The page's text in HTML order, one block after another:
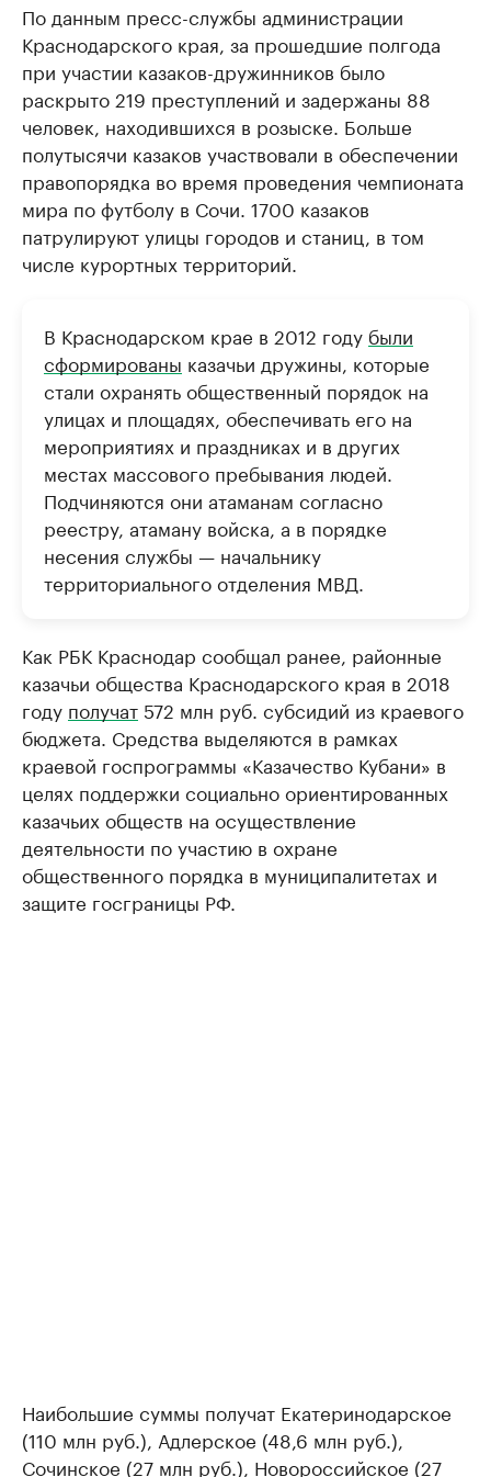
По данным пресс-службы администрации
Краснодарского края, за прошедшие полгода
при участии казаков-дружинников было
раскрыто 219 преступлений и задержаны 88
человек, находившихся в розыске. Больше
полутысячи казаков участвовали в обеспечении
правопорядка во время проведения чемпионата
мира по футболу в Сочи. 1700 казаков
патрулируют улицы городов и станиц, в том
числе курортных территорий.
В Краснодарском крае в 2012 году были
сформированы казачьи дружины, которые
стали охранять общественный порядок на
улицах и площадях, обеспечивать его на
мероприятиях и праздниках и в других
местах массового пребывания людей.
Подчиняются они атаманам согласно
реестру, атаману войска, а в порядке
несения службы — начальнику
территориального отделения МВД.
Как РБК Краснодар сообщал ранее, районные
казачьи общества Краснодарского края в 2018
году получат 572 млн руб. субсидий из краевого
бюджета. Средства выделяются в рамках
краевой госпрограммы «Казачество Кубани» в
целях поддержки социально ориентированных
казачьих обществ на осуществление
деятельности по участию в охране
общественного порядка в муниципалитетах и
защите госграницы РФ.
Наибольшие суммы получат Екатеринодарское
(110 млн руб.), Адлерское (48,6 млн руб.),
Сочинское (27 млн руб.), Новороссийское (27